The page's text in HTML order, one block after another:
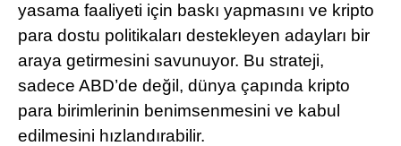
yasama faaliyeti için baskı yapmasını ve kripto
para dostu politikaları destekleyen adayları bir
araya getirmesini savunuyor. Bu strateji,
sadece ABD’de değil, dünya çapında kripto
para birimlerinin benimsenmesini ve kabul
edilmesini hızlandırabilir.